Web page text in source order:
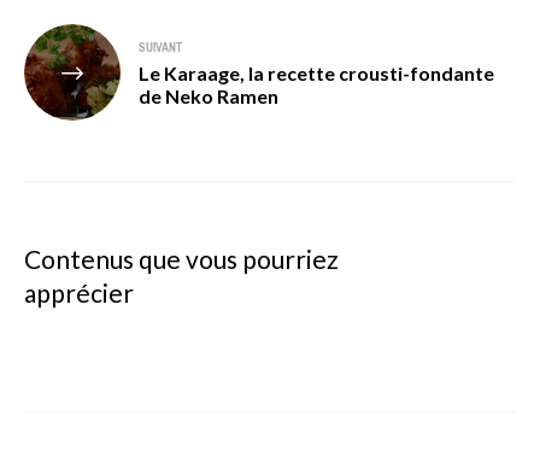
SUIVANT
Le Karaage, la recette crousti-fondante
de Neko Ramen
Contenus que vous pourriez
apprécier